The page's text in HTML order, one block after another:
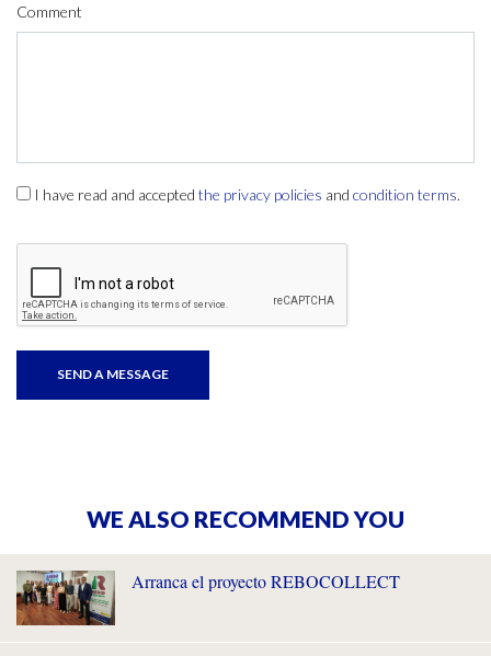
Comment
I have read and accepted the privacy policies and condition terms.
WE ALSO RECOMMEND YOU
Arranca el proyecto REBOCOLLECT